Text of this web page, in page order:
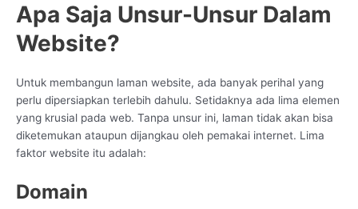
Apa Saja Unsur-Unsur Dalam
Website?
Untuk membangun laman website, ada banyak perihal yang
perlu dipersiapkan terlebih dahulu. Setidaknya ada lima elemen
yang krusial pada web. Tanpa unsur ini, laman tidak akan bisa
diketemukan ataupun dijangkau oleh pemakai internet. Lima
faktor website itu adalah:
Domain